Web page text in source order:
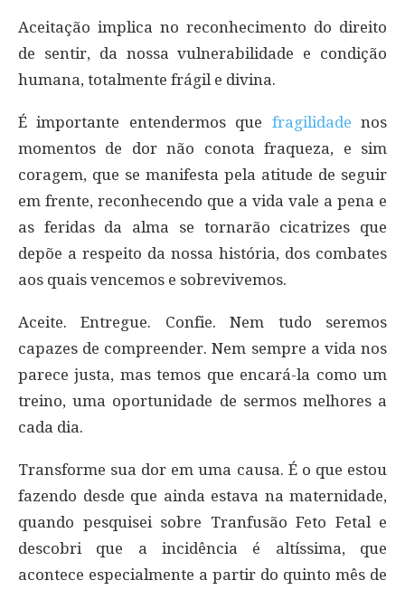
Aceitação implica no reconhecimento do direito
de sentir, da nossa vulnerabilidade e condição
humana, totalmente frágil e divina.
É importante entendermos que fragilidade nos
momentos de dor não conota fraqueza, e sim
coragem, que se manifesta pela atitude de seguir
em frente, reconhecendo que a vida vale a pena e
as feridas da alma se tornarão cicatrizes que
depõe a respeito da nossa história, dos combates
aos quais vencemos e sobrevivemos.
Aceite. Entregue. Confie. Nem tudo seremos
capazes de compreender. Nem sempre a vida nos
parece justa, mas temos que encará-la como um
treino, uma oportunidade de sermos melhores a
cada dia.
Transforme sua dor em uma causa. É o que estou
fazendo desde que ainda estava na maternidade,
quando pesquisei sobre Tranfusão Feto Fetal e
descobri que a incidência é altíssima, que
acontece especialmente a partir do quinto mês de